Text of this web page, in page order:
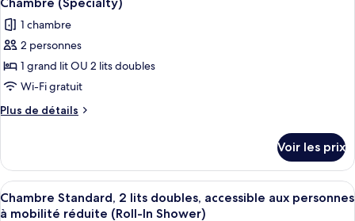
doubles,
vue
ville
Chambre
Standard,
lits
doubles,
ville
toutes
les
photos
pour
ce
type
de
Chambre
(Specialty)
1 chambre
2 personnes
1 grand lit OU 2 lits doubles
Wi-Fi gratuit
Plus de détails
Plus
le
type
de
chambre
Voir les prix
Afficher
toutes
Une chambre d’hôtel avec deux lits,
1
Chambre Standard, 2 lits doubles, accessible aux personnes
à mobilité réduite (Roll-In Shower)